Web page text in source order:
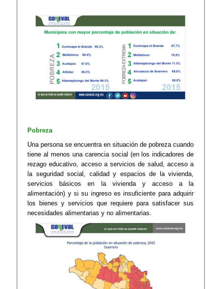
Pobreza
Una persona se encuentra en situación de pobreza cuando
tiene al menos una carencia social (en los indicadores de
rezago educativo, acceso a servicios de salud, acceso a
la seguridad social, calidad y espacios de la vivienda,
servicios básicos en la vivienda y acceso a la
alimentación) y si su ingreso es insuficiente para adquirir
los bienes y servicios que requiere para satisfacer sus
necesidades alimentarias y no alimentarias.​